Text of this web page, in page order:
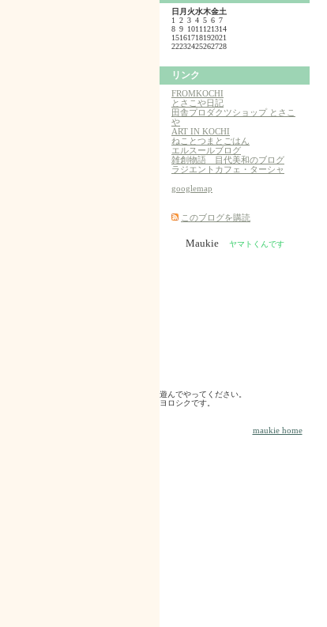
日 月 火水木金土
1
2 3 4 5 6 7
8 9 1011 121314
15161718192021
22232425262728
リンク
FROMKOCHI
とさこや日記
田舎プロダクツショップ とさこ
や
ART IN KOCHI
ねことつまとごはん
エルスールブログ
雑創物語 目代美和のブログ
ラジエントカフェ・ターシャ
googlemap
このブログを購読
Maukie ヤマトくんです
遊んでやってください。
ヨロシクです。
maukie home